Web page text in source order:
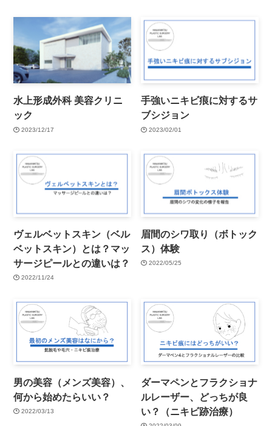
水上形成外科 美容クリニ
ック
2023/12/17
手強いニキビ痕に対するサ
ブシジョン
2023/02/01
ヴェルベットスキン（ベル
ベットスキン）とは？マッ
サージピールとの違いは？
2022/11/24
眉間のシワ取り（ボトック
ス）体験
2022/05/25
男の美容（メンズ美容）、
何から始めたらいい？
2022/03/13
ダーマペンとフラクショナ
ルレーザー、どっちが良
い？（ニキビ跡治療）